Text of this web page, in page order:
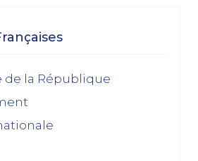
de la République